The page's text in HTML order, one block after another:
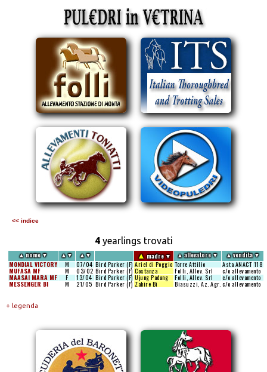
<< indice
4yearlings trovati
▲nome▼ ▲▼ ▲▼ ▲madre▼ ▲allevatore▼ ▲vendita▼
MONDIAL VICTORY M 07/04 Bird Parker (F) Ariel di Poggio Torre Attilio Asta ANACT 118
MUFASA MF M 03/02 Bird Parker (F) Costanza Folli, Allev. Srl c/o allevamento
MAASAI MARA MF F 13/04 Bird Parker (F) Ujung Padang Folli, Allev. Srl c/o allevamento
MESSENGER BI M 21/05 Bird Parker (F) Zahire Bi Biasuzzi, Az. Agr. c/o allevamento
+ legenda